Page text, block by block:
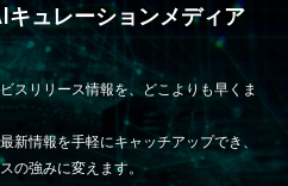
キュレーションメディア
スリリース情報を、どこよりも早くま
新情報を手軽にキャッチアップでき、
の強みに変えます。